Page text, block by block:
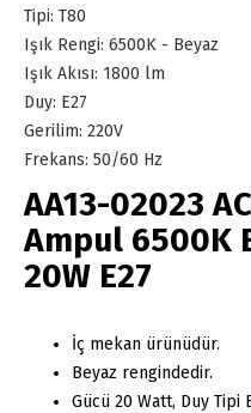
Tipi: T80
Işık Rengi: 6500K - Beyaz
Işık Akısı: 1800 lm
Duy: E27
Gerilim: 220V
Frekans: 50/60 Hz
AA13-02023
Ampul 6500K
20W E27
İç mekan ürünüdür.
Beyaz rengindedir.
Gücü 20 Watt, Duy Tipi